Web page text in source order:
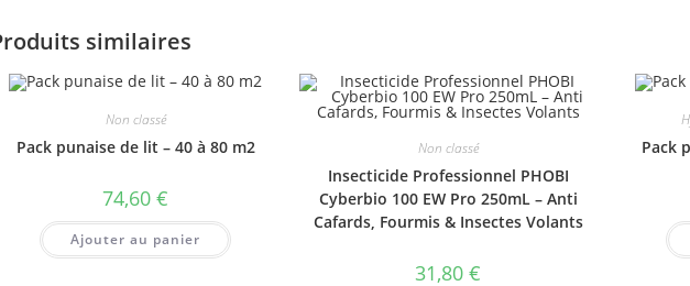
similaires
Non classé
Pack punaise de lit – 40 à 80 m2
74,60€
Ajouter au panier
Non classé
Insecticide Professionnel PHOBI
Cyberbio 100 EW Pro 250mL – Anti
Cafards, Fourmis & Insectes Volants
31,80€
Pack